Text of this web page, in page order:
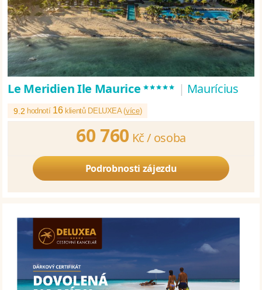
Le Meridien Ile Maurice***** | Maurícius
9.2 hodnotí 16klientů DELUXEA (více)
60 760 Kč / osoba
Podrobnosti zájezdu